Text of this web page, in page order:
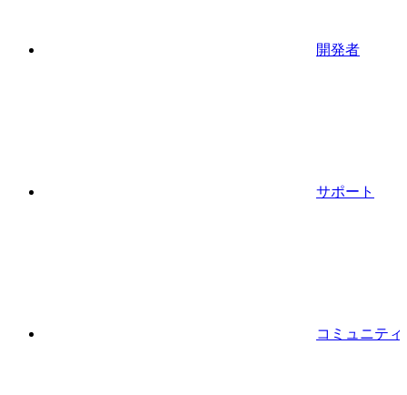
開発者
サポート
コミュニティ